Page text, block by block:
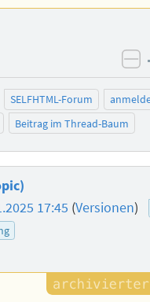
SELFHTML-Forum
Beitrag im Thread-Baum
17:45 (Versionen)